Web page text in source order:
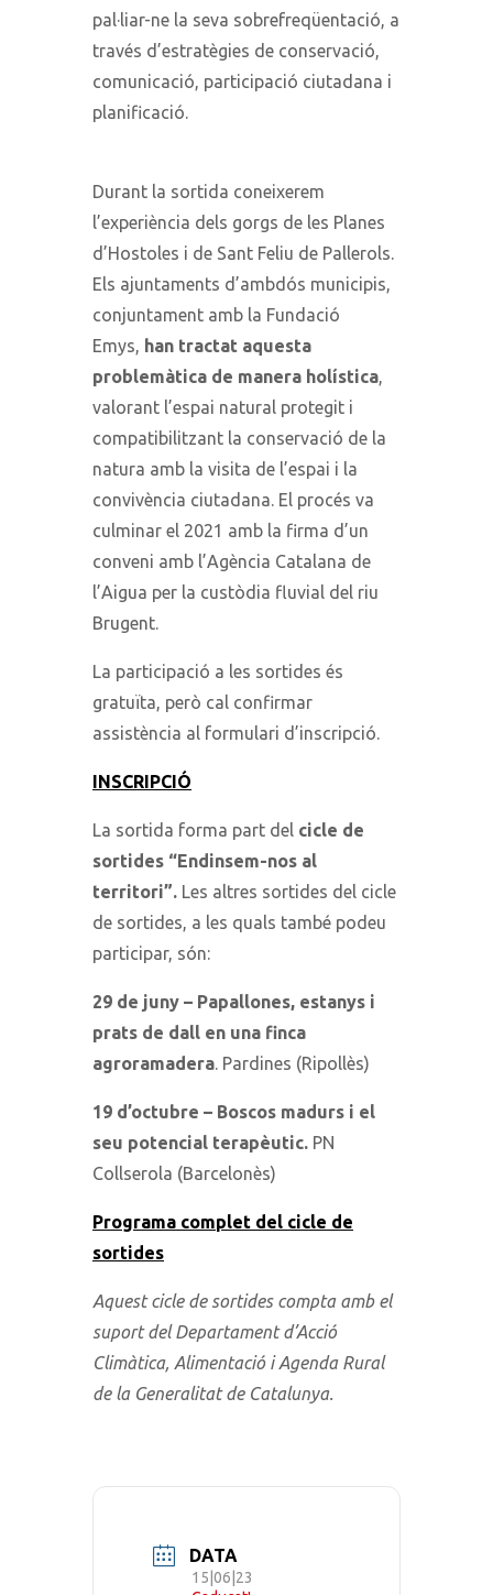
pal·liar-ne la seva sobrefreqüentació, a
través d’estratègies de conservació,
comunicació, participació ciutadana i
planificació.
Durant la sortida coneixerem
l’experiència dels gorgs de les Planes
d’Hostoles i de Sant Feliu de Pallerols.
Els ajuntaments d’ambdós municipis,
conjuntament amb la Fundació
Emys, han tractat aquesta
problemàtica de manera holística,
valorant l’espai natural protegit i
compatibilitzant la conservació de la
natura amb la visita de l’espai i la
convivència ciutadana. El procés va
culminar el 2021 amb la firma d’un
conveni amb l’Agència Catalana de
l’Aigua per la custòdia fluvial del riu
Brugent.
La participació a les sortides és
gratuïta, però cal confirmar
assistència al formulari d’inscripció.
INSCRIPCIÓ
La sortida forma part del cicle de
sortides “Endinsem-nos al
territori”. Les altres sortides del cicle
de sortides, a les quals també podeu
participar, són:
29 de juny – Papallones, estanys i
prats de dall en una finca
agroramadera. Pardines (Ripollès)
19 d’octubre – Boscos madurs i el
seu potencial terapèutic. PN
Collserola (Barcelonès)
Programa complet del cicle de
sortides
Aquest cicle de sortides compta amb el
suport del Departament d’Acció
Climàtica, Alimentació i Agenda Rural
de la Generalitat de Catalunya.
DATA
15|06|23